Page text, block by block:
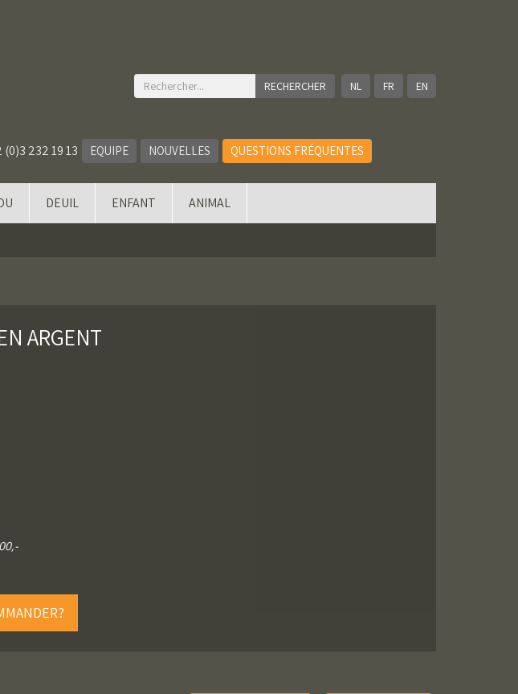
NL FR EN
(0)3 232 19 13 EQUIPE NOUVELLES
QUESTIONS FRÉQUENTES
DEUIL ENFANT ANIMAL
ARGENT